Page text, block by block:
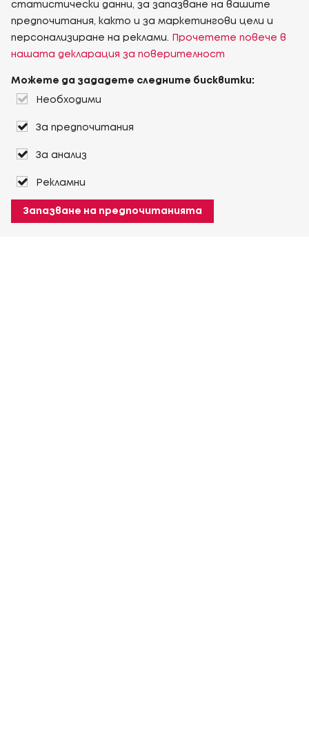
статистически данни, за запазване на вашите
предпочитания, както и за маркетингови цели и
персонализиране на реклами.
Прочетете повече в
нашата декларация за поверителност
Можете да зададете следните бисквитки:
Необходими
За предпочитания
За анализ
Рекламни
Запазване на предпочитанията